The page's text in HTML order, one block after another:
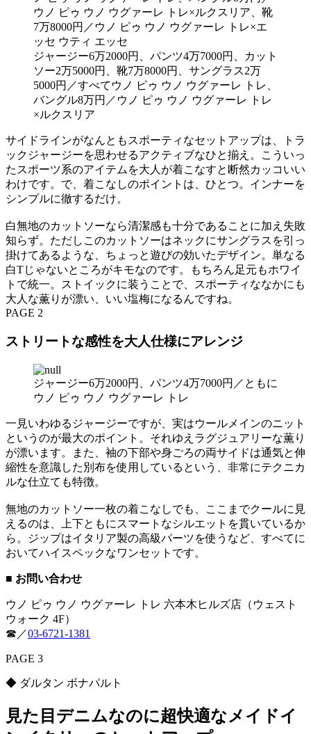
ジャージー6万2000円、パンツ4万7000円、カット
ソー2万5000円、靴7万8000円、サングラス2万
5000円／すべてウノ ピゥ ウノ ウグァーレ トレ、
バングル8万円／ウノ ピゥ ウノ ウグァーレ トレ
×ルクスリア
サイドラインがなんともスポーティなセットアップは、トラ
ックジャージーを思わせるアクティブなひと揃え。こういっ
たスポーツ系のアイテムを大人が着こなすと断然カッコいい
わけです。で、着こなしのポイントは、ひとつ。インナーを
シンプルに徹するだけ。
白無地のカットソーなら清潔感も十分であることに加え失敗
知らず。ただしこのカットソーはネックにサングラスを引っ
掛けてあるような、ちょっと遊びの効いたデザイン。単なる
白Tじゃないところがキモなのです。もちろん足元もホワイ
トで統一。ストイックに装うことで、スポーティななかにも
大人な薫りが漂い、いい塩梅になるんですね。
PAGE 2
ストリートな感性を大人仕様にアレンジ
ジャージー6万2000円、パンツ4万7000円／ともに
ウノ ピゥ ウノ ウグァーレ トレ
一見いわゆるジャージーですが、実はウールメインのニット
というのが最大のポイント。それゆえラグジュアリーな薫り
が漂います。また、袖の下部や身ごろの両サイドは通気と伸
縮性を意識した別布を使用しているという、非常にテクニカ
ルな仕立ても特徴。
無地のカットソー一枚の着こなしでも、ここまでクールに見
えるのは、上下ともにスマートなシルエットを貫いているか
ら。ジップはイタリア製の高級パーツを使うなど、すべてに
おいてハイスペックなワンセットです。
■ お問い合わせ
ウノ ピゥ ウノ ウグァーレ トレ 六本木ヒルズ店（ウェスト
ウォーク 4F）
☎︎／03-6721-1381
PAGE 3
◆ ダルタン ボナパルト
見た目デニムなのに超快適なメイドイ